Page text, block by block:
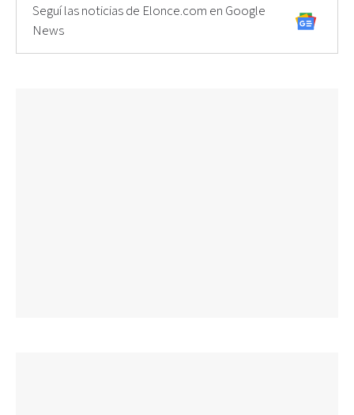
Seguí las noticias de Elonce.com en Google
News